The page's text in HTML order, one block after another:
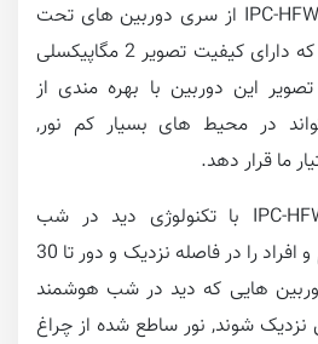
دوربین بالت IPC-HFW2230SP-S از سری دوربین های تحت
است که دارای کیفیت تصویر 2 مگاپیکسلی
این دوربین با بهره مندی از
در محیط های بسیار کم نور,
ما قرار دهد.
دوربین IPC-HFW2230SP-S-S2 با تکنولوژی دید در شب
هوشمند, می تواند اجسام و افراد را در فاصله نزدیک و دور تا 30
هایی که دید در شب هوشمند
نزدیک شوند, نور ساطع شده از چراغ